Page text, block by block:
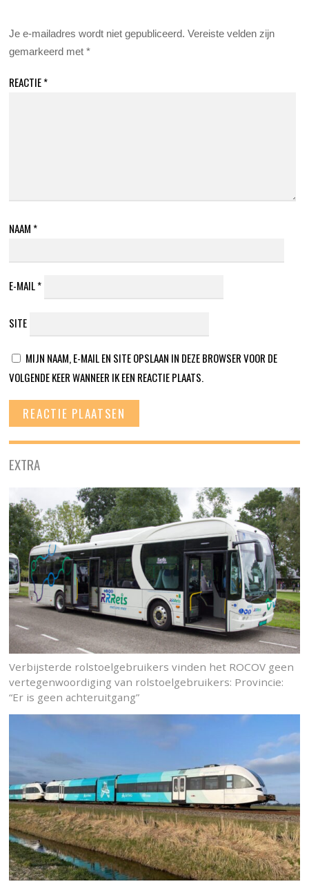
Je e-mailadres wordt niet gepubliceerd. Vereiste velden zijn
gemarkeerd met*
REACTIE*
NAAM *
E-MAIL*
SITE
MIJN NAAM, E-MAIL EN SITE OPSLAAN IN DEZE BROWSER VOOR DE
VOLGENDE KEER WANNEER IK EEN REACTIE PLAATS.
EXTRA
Verbijsterde rolstoelgebruikers vinden het ROCOV geen
vertegenwoordiging van rolstoelgebruikers: Provincie:
“Er is geen achteruitgang”